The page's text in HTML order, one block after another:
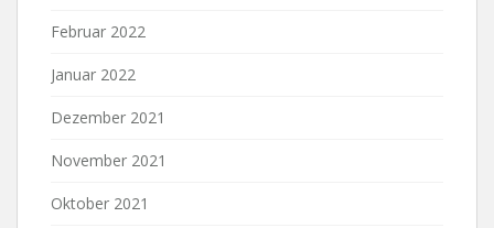
Februar 2022
Januar 2022
Dezember 2021
November 2021
Oktober 2021